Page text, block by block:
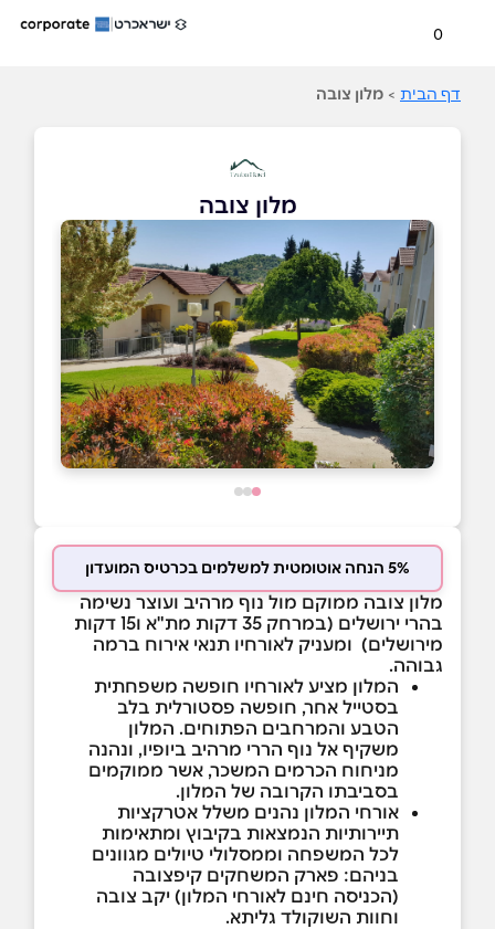
0
דף הבית > מלון צובה
מלון צובה
5% הנחה אוטומטית למשלמים בכרטיס המועדון
מלון צובה ממוקם מול נוף מרהיב ועוצר נשימה
בהרי ירושלים (במרחק 35 דקות מת"א ו15 דקות
מירושלים) ומעניק לאורחיו תנאי אירוח ברמה
גבוהה.
המלון מציע לאורחיו חופשה משפחתית
בסטייל אחר, חופשה פסטורלית בלב
הטבע והמרחבים הפתוחים. המלון
משקיף אל נוף הררי מרהיב ביופיו, ונהנה
מניחוח הכרמים המשכר, אשר ממוקמים
בסביבתו הקרובה של המלון.
אורחי המלון נהנים משלל אטרקציות
תיירותיות הנמצאות בקיבוץ ומתאימות
לכל המשפחה וממסלולי טיולים מגוונים
בניהם: פארק המשחקים קיפצובה
(הכניסה חינם לאורחי המלון) יקב צובה
וחוות השוקולד גליתא.